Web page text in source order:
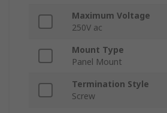
Maximum Voltage
250V ac
Mount Type
Panel Mount
Termination Style
Screw